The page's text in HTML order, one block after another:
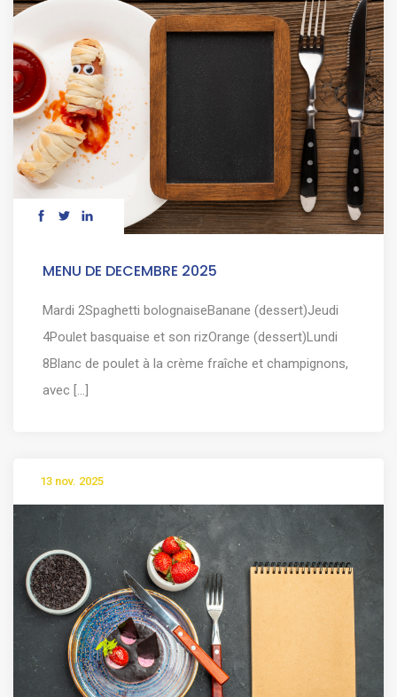
MENU DE DECEMBRE 2025
Mardi 2Spaghetti bolognaiseBanane (dessert)Jeudi
4Poulet basquaise et son rizOrange (dessert)Lundi
8Blanc de poulet à la crème fraîche et champignons,
avec [...]
13 nov. 2025